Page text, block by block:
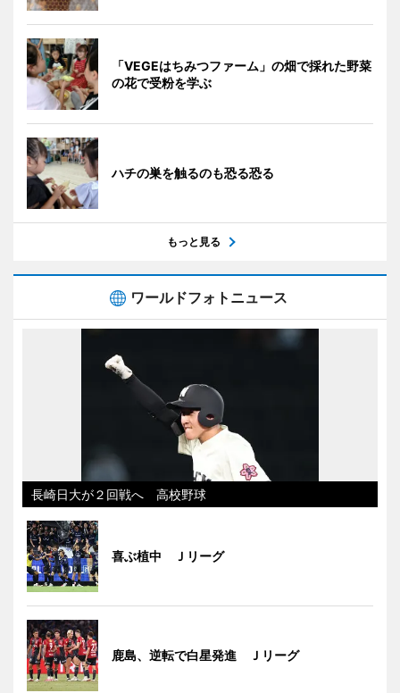
「VEGEはちみつファーム」の畑で採れた野菜
の花で受粉を学ぶ
ハチの巣を触るのも恐る恐る
もっと見る
ワールドフォトニュース
長崎日大が２回戦へ 高校野球
喜ぶ植中 Ｊリーグ
鹿島、逆転で白星発進 Ｊリーグ